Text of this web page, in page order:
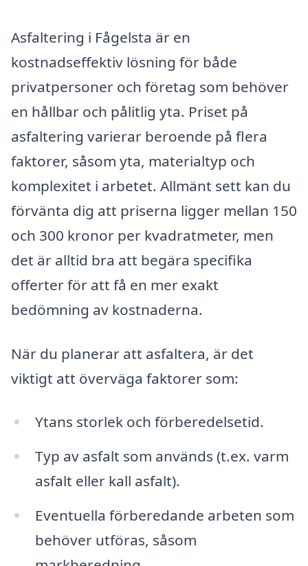
Asfaltering i Fågelsta är en
kostnadseffektiv lösning för både
privatpersoner och företag som behöver
en hållbar och pålitlig yta. Priset på
asfaltering varierar beroende på flera
faktorer, såsom yta, materialtyp och
komplexitet i arbetet. Allmänt sett kan du
förvänta dig att priserna ligger mellan 150
och 300 kronor per kvadratmeter, men
det är alltid bra att begära specifika
offerter för att få en mer exakt
bedömning av kostnaderna.
När du planerar att asfaltera, är det
viktigt att överväga faktorer som:
Ytans storlek och förberedelsetid.
Typ av asfalt som används (t.ex. varm
asfalt eller kall asfalt).
Eventuella förberedande arbeten som
behöver utföras, såsom